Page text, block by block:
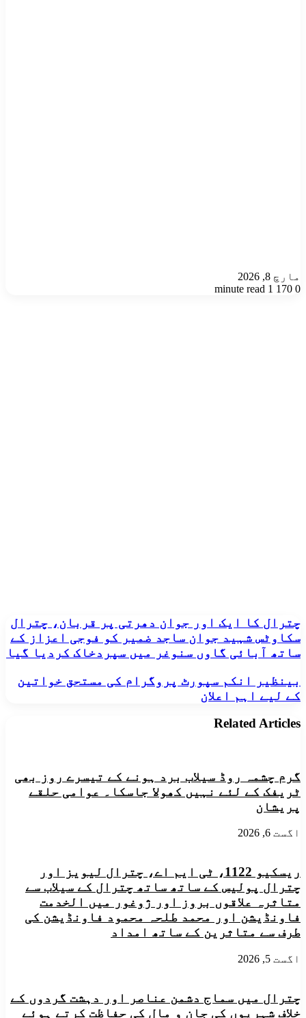
مارچ 8, 2026
0
1 minute read
چترال
کا
ایک
اور
دھرتی
پر
چترال
سکاوٹس
ضمیر
کو
فوجی
اعزاز
کے
گاوں
سنوغر
میں
سپردخاک
کردیا
گیا
چترال کا ایک اور جوان دھرتی پر قربان، چترال
سکاوٹس شہید جوان ساجد ضمیر کو فوجی اعزاز کے
ساتھ آبائی گاوں سنوغر میں سپردخاک کردیا گیا
بینظیر
انکم
سپورٹ
پروگرام
کی
لیے
اہم
اعلان
بینظیر انکم سپورٹ پروگرام کی مستحق خواتین
کے لیے اہم اعلان
Related Articles
گرم چشمہ روڈ سیلاب برد ہونے کے تیسرے روز بھی
ٹریفک کے لئے نہیں کھولا جاسکا۔ عوامی حلقے
پریشان
اگست 6, 2026
ریسکیو 1122، ٹی ایم اے، چترال لیویز اور
چترال پولیس کے ساتھ ساتھ چترال کے سیلاب سے
متاثرہ علاقوں بروز اور ژوغور میں الخدمت
فاونڈیشن اور محمد طلحہ محمود فاونڈیشن کی
طرف سے متاثرین کے ساتھ امداد
اگست 5, 2026
چترال میں سماج دشمن عناصر اور دہشت گردوں کے
خلاف شہریوں کی جان و مال کی حفاظت کرتے ہوئے